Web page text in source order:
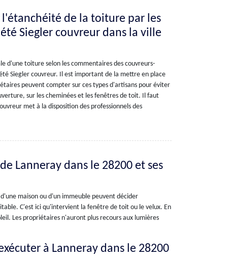
l'étanchéité de la toiture par les
Siegler couvreur dans la ville
d'une toiture selon les commentaires des couvreurs-
Siegler couvreur. Il est important de la mettre en place
peuvent compter sur ces types d'artisans pour éviter
sur les cheminées et les fenêtres de toit. Il faut
met à la disposition des professionnels des
Lanneray dans le 28200 et ses
maison ou d'un immeuble peuvent décider
C'est ici qu'intervient la fenêtre de toit ou le velux. En
Les propriétaires n'auront plus recours aux lumières
à Lanneray dans le 28200